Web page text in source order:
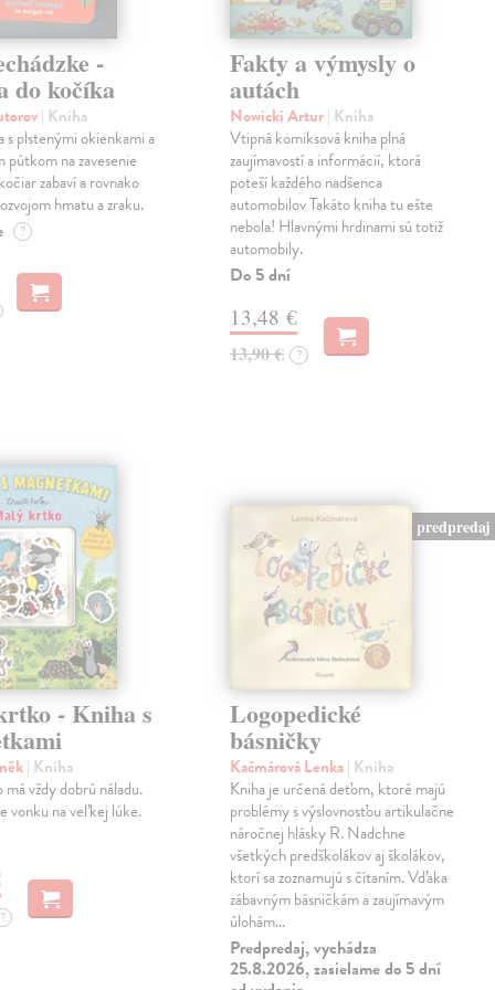
-
do kočíka
| Kniha
s plstenými okienkami a
na zavesenie
zabaví a rovnako
hmatu a zraku.
?
Fakty a výmysly o
autách
Nowicki Artur| Kniha
Vtipná komiksová kniha plná
zaujímavostí a informácií, ktorá
poteší každého nadšenca
automobilov Takáto kniha tu ešte
nebola! Hlavnými hrdinami sú totiž
automobily.
Do 5 dní
13,48 €
13,90 € ?
- Kniha s
| Kniha
vždy dobrú náladu.
vonku na veľkej lúke.
?
predpredaj
Logopedické
básničky
Kačmárová Lenka| Kniha
Kniha je určená deťom, ktoré majú
problémy s výslovnosťou artikulačne
náročnej hlásky R. Nadchne
všetkých predškolákov aj školákov,
ktorí sa zoznamujú s čítaním. Vďaka
zábavným básničkám a zaujímavým
úlohám…
Predpredaj, vychádza
25.8.2026, zasielame do 5 dní